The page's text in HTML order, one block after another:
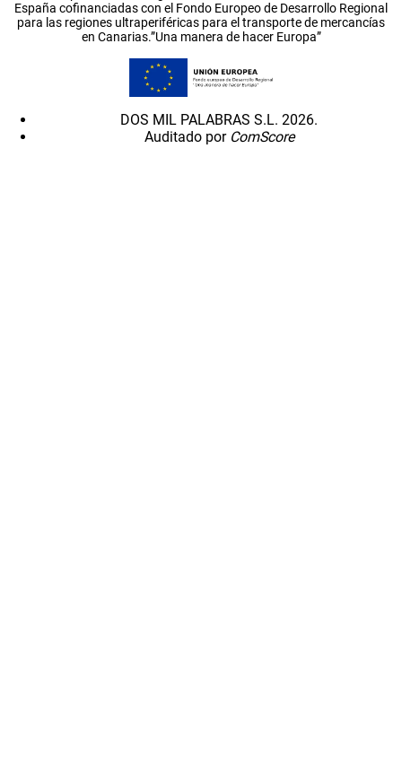
España cofinanciadas con el Fondo Europeo de Desarrollo Regional
para las regiones ultraperiféricas para el transporte de mercancías
en Canarias.”Una manera de hacer Europa”
DOS MIL PALABRAS S.L. 2026.
Auditado por ComScore